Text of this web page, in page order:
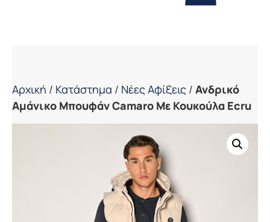
Αρχική / Κατάστημα / Νέες Αφίξεις / Ανδρικό
Αμάνικο Μπουφάν Camaro Με Κουκούλα Ecru